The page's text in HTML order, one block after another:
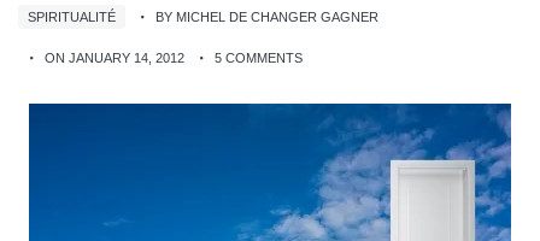
SPIRITUALITÉ BY MICHEL DE CHANGER GAGNER
ON JANUARY 14, 2012 5 COMMENTS